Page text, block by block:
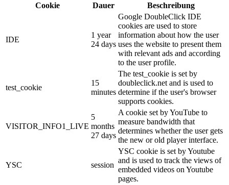
Cookie
Dauer Beschreibung
IDE
1 year
24 days
Google DoubleClick IDE
cookies are used to store
information about how the user
uses the website to present them
with relevant ads and according
to the user profile.
test_cookie
15
minutes
The test_cookie is set by
doubleclick.net and is used to
determine if the user's browser
supports cookies.
VISITOR_INFO1_LIVE
5
months
27 days
A cookie set by YouTube to
measure bandwidth that
determines whether the user gets
the new or old player interface.
YSC session
YSC cookie is set by Youtube
and is used to track the views of
embedded videos on Youtube
pages.